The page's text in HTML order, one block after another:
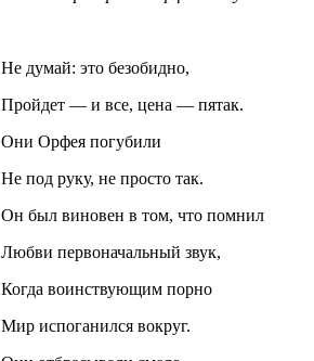
Не думай: это безобидно,
Пройдет — и все, цена — пятак.
Они Орфея погубили
Не под руку, не просто так.
Он был виновен в том, что помнил
Любви первоначальный звук,
Когда воинствующим порно
Мир испоганился вокруг.